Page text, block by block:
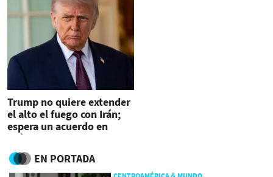
Trump no quiere extender
el alto el fuego con Irán;
espera un acuerdo en
próximas horas
EN PORTADA